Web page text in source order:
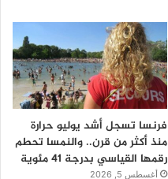
فرنسا تسجل أشد يوليو حرارة
منذ أكثر من قرن.. والنمسا تحطم
رقمها القياسي بدرجة 41 مئوية
أغسطس 5, 2026